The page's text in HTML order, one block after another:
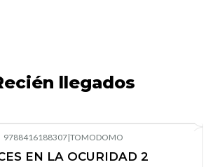
llegados
9788416188307|TOMODOMO
EN LA OCURIDAD 2